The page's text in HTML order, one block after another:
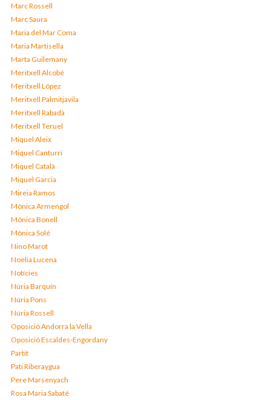
Marc Rossell
Marc Saura
Maria del Mar Coma
Maria Martisella
Marta Guilemany
Meritxell Alcobé
Meritxell López
Meritxell Palmitjavila
Meritxell Rabadà
Meritxell Teruel
Miquel Aleix
Miquel Canturri
Miquel Català
Miquel Garcia
Mireia Ramos
Mònica Armengol
Mònica Bonell
Mònica Solé
Nino Marot
Noelia Lucena
Notícies
Núria Barquín
Núria Pons
Núria Rossell
Oposició Andorra la Vella
Oposició Escaldes-Engordany
Partit
Pati Riberaygua
Pere Marsenyach
Rosa Maria Sabaté